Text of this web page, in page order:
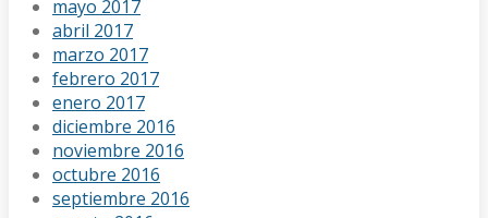
mayo 2017
abril 2017
marzo 2017
febrero 2017
enero 2017
diciembre 2016
noviembre 2016
octubre 2016
septiembre 2016